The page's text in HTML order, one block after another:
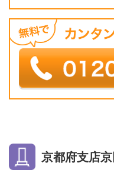
京都府支店